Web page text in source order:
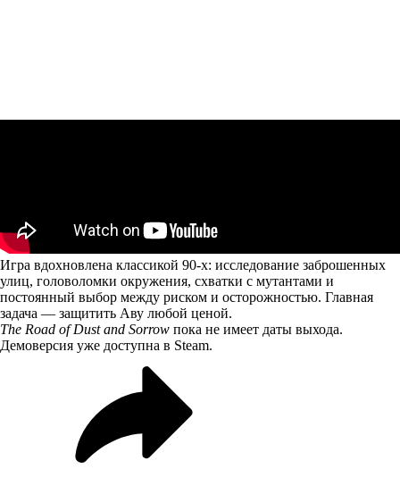
Игра вдохновлена классикой 90-х: исследование заброшенных
улиц, головоломки окружения, схватки с мутантами и
постоянный выбор между риском и осторожностью. Главная
задача — защитить Аву любой ценой.
The Road of Dust and Sorrow пока не имеет даты выхода.
Демоверсия уже доступна в Steam.